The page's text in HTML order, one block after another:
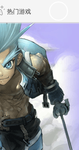
热门游戏
传奇4
新天龙八部
仙剑世界